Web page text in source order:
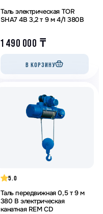
Таль электрическая TOR
SHA7 4B 3,2 т 9 м 4/1 380В
1 490 000 ₸
В КОРЗИНУ
5.0
Таль передвижная 0,5 т 9 м
380 В электрическая
канатная REM CD